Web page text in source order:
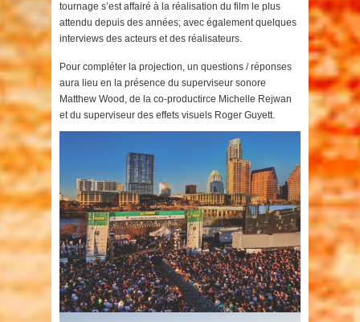
tournage s’est affairé à la réalisation du film le plus
attendu depuis des années; avec également quelques
interviews des acteurs et des réalisateurs.
Pour compléter la projection, un questions / réponses
aura lieu en la présence du superviseur sonore
Matthew Wood, de la co-productirce Michelle Rejwan
et du superviseur des effets visuels Roger Guyett.